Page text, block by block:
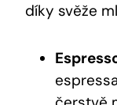
díky svěže